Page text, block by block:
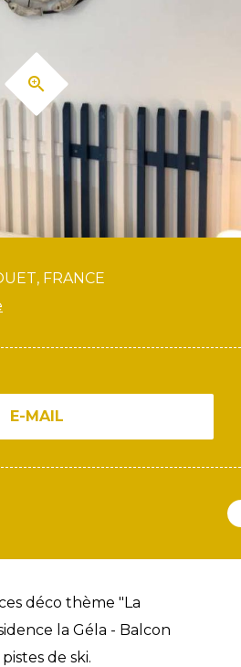
FRANCE
E-MAIL
déco thème "La
la Géla - Balcon
de ski.